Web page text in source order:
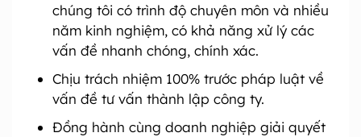
chúng tôi có trình độ chuyên môn và nhiều
năm kinh nghiệm, có khả năng xử lý các
vấn đề nhanh chóng, chính xác.
Chịu trách nhiệm 100% trước pháp luật về
vấn đề tư vấn thành lập công ty.
Đồng hành cùng doanh nghiệp giải quyết